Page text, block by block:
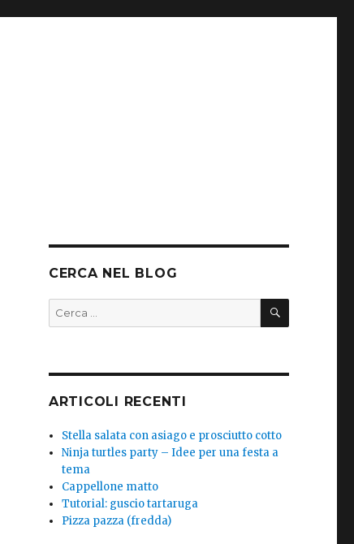
CERCA NEL BLOG
Cerca: CERCA
ARTICOLI RECENTI
Stella salata con asiago e prosciutto cotto
Ninja turtles party – Idee per una festa a
tema
Cappellone matto
Tutorial: guscio tartaruga
Pizza pazza (fredda)